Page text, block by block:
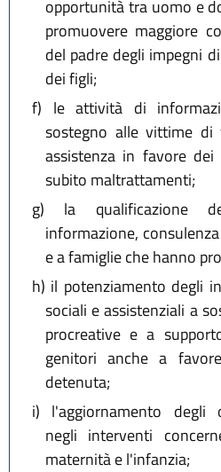
opportunità tra uomo e
promuovere maggiore
del padre degli impegni
dei figli;
f) le attività di
sostegno alle vittime di
assistenza in favore
subito maltrattamenti;
g) la qualificazione
informazione,
e a famiglie che hanno
h) il potenziamento degli
sociali e assistenziali a
procreative e a
genitori anche a
detenuta;
i) l'aggiornamento degli
negli interventi
maternità e l'infanzia;